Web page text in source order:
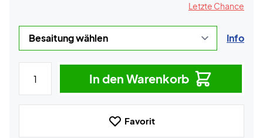
Letzte Chance
Info
In den Warenkorb
Favorit